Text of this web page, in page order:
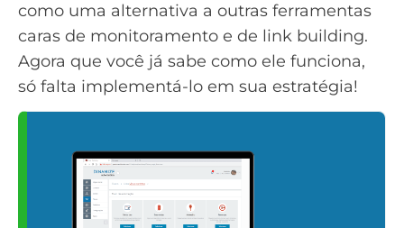
como uma alternativa a outras ferramentas
caras de monitoramento e de link building.
Agora que você já sabe como ele funciona,
só falta implementá-lo em sua estratégia!